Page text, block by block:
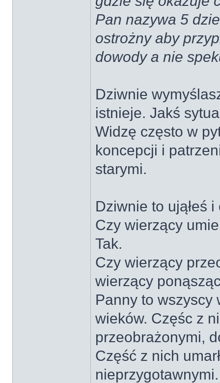
Pan nazywa 5
ostrożny aby
dowody a nie
Dziwnie
istnieje. Jakś
Widzę często w
koncepcji i
starymi.
Dziwnie to ująłeś
Czy wierzący
Tak.
Czy wierzący
wierzący
Panny to wszyscy
wieków. Częśc z
przeobrażonymi,
Część z nich